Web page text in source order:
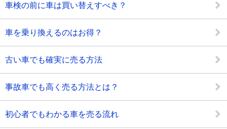
車検の前に車は買い替えすべき？
車を乗り換えるのはお得？
古い車でも確実に売る方法
事故車でも高く売る方法とは？
初心者でもわかる車を売る流れ